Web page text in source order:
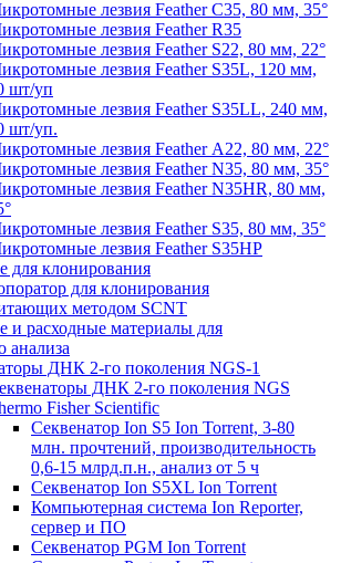
лезвия Feather С35, 80 мм, 35°
лезвия Feather R35
лезвия Feather S22, 80 мм, 22°
лезвия Feather S35L, 120 мм,
шт/уп
лезвия Feather S35LL, 240 мм,
шт/уп.
лезвия Feather А22, 80 мм, 22°
лезвия Feather N35, 80 мм, 35°
лезвия Feather N35HR, 80 мм,
лезвия Feather S35, 80 мм, 35°
лезвия Feather S35HP
для клонирования
для клонирования
методом SCNT
и расходные материалы для
анализа
ДНК 2-го поколения NGS-1
ДНК 2-го поколения NGS
Fisher Scientific
Секвенатор Ion S5 Ion Torrent, 3-80
млн. прочтений, производительность
0,6-15 млрд.п.н., анализ от 5 ч
Секвенатор Ion S5XL Ion Torrent
Компьютерная система Ion Reporter,
сервер и ПО
Секвенатор PGM Ion Torrent